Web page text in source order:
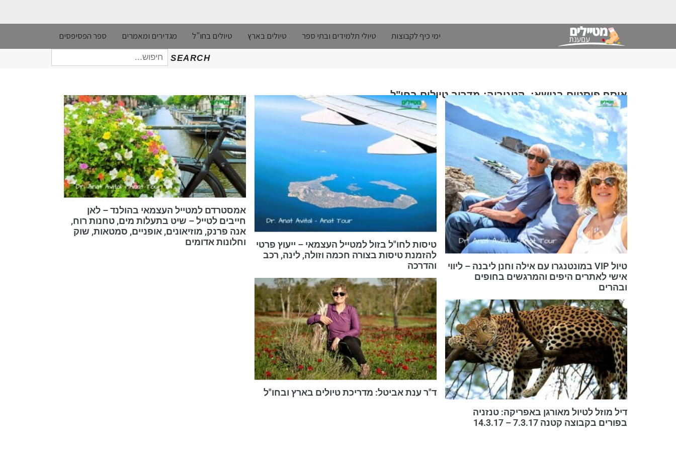
ימי כיף לקבוצות טיולי תלמידים ובתי ספר טיולים בארץ טיולים בחו"ל מגדירים ומאמרים ספר הפסיפסים
SEARCH
חיפוש
עבור:
אוסף פוסטים בנושא: קטגוריה: מדריך טיולים בחו"ל
טיול VIP במונטנגרו עם אילה וחנן ליבנה – ליווי
אישי לאתרים היפים והמרגשים בחופים
ובהרים
טיסות לחו"ל בזול למטייל העצמאי – ייעוץ פרטי
להזמנת טיסות בצורה חכמה וזולה, לינה, רכב
והדרכה
אמסטרדם למטייל העצמאי בהולנד – לאן
חייבים לטייל – שיט בתעלות מים, טחנות רוח,
אנה פרנק, מוזיאונים, אופניים, סמטאות, שוק
וחלונות אדומים
דיל מוזל לטיול מאורגן באפריקה: טנזניה
בפורים בקבוצה קטנה 7.3.17 – 14.3.17
ד"ר ענת אביטל: מדריכת טיולים בארץ ובחו"ל